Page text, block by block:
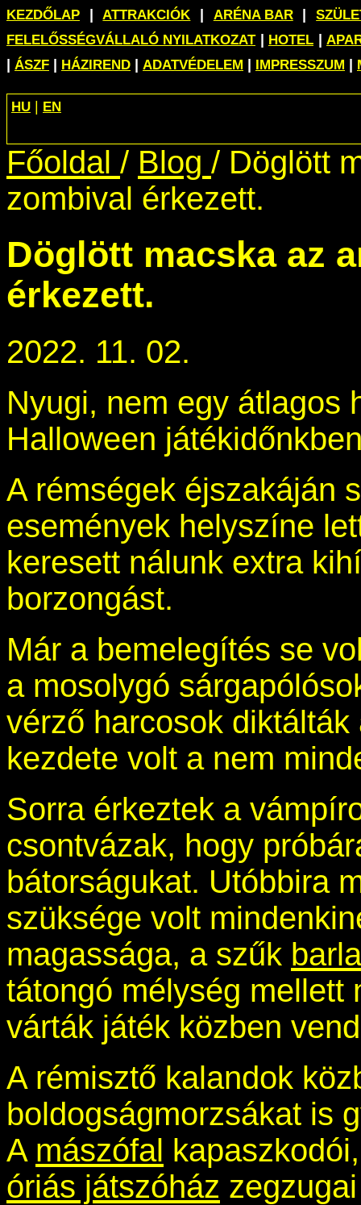
KEZDŐLAP |ATTRAKCIÓK ARÉNA BAR|
FELELŐSSÉGVÁLLALÓ NYILATKOZAT| HOTEL
ÁSZF HÁZIREND ADATVÉDELEM IMPRESSZUM
HU EN
Főoldal / Blog / Döglött
zombival érkezett.
Döglött macska az
érkezett.
2022. 11. 02.
Nyugi, nem egy átlagos
Halloween
A rémségek éjszakáján
események helyszíne
keresett nálunk extra
borzongást.
Már a bemelegítés se
a mosolygó
vérző harcosok
kezdete volt a nem
Sorra érkeztek a
csontvázak, hogy
bátorságukat. Utóbbira
szüksége volt
magassága, a szűk
tátongó mélység mellett
várták játék közben
A rémisztő kalandok
boldogságmorzsákat is
A mászófal
óriás játszóház